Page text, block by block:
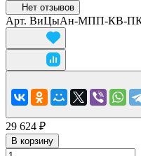
Нет отзывов
Арт. ВиЦыАн-МПП-КВ-
29 624 ₽
В корзину